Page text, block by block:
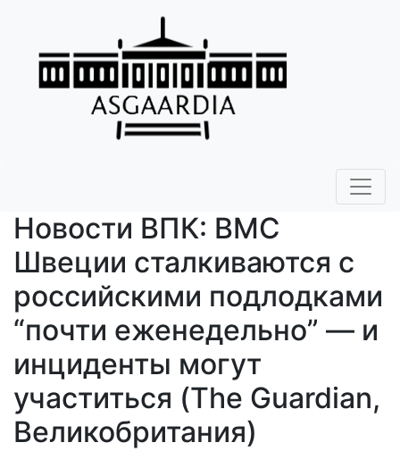
Новости ВПК: ВМС
Швеции сталкиваются с
российскими подлодками
“почти еженедельно” — и
инциденты могут
участиться (The Guardian,
Великобритания)